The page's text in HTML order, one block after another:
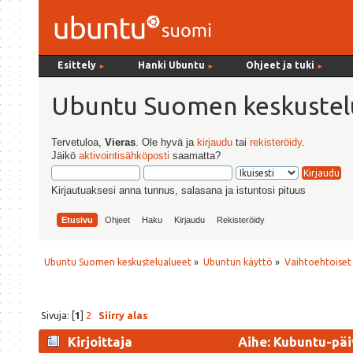
Esittely ► Hanki Ubuntu ► Ohjeet ja tuki ►
Ubuntu Suomen
Tervetuloa,Vieras . Ole hyvä ja kirjaudu tairekisteröidy.
Jäiköaktivointisähköposti saamatta?
Kirjautuaksesi anna tunnus, salasana ja istuntosi pituus
Etusivu Ohjeet Haku Kirjaudu Rekisteröidy
Ubuntu Suomen keskustelualueet » Ubuntun käyttö »
Sivuja: [1] 2 Siirry alas
Kirjoittaja Aihe: Kubuntu-